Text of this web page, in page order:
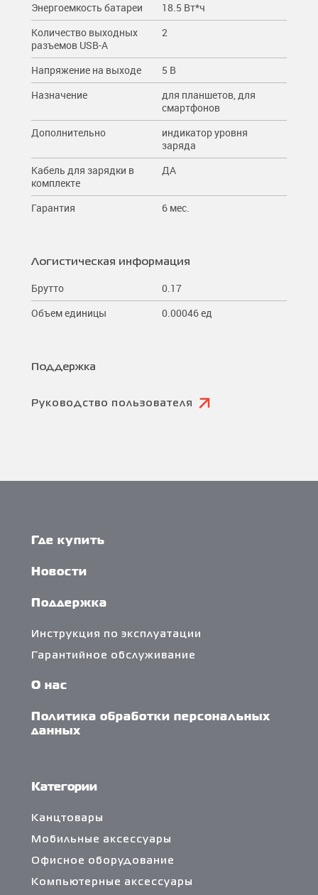
Энергоемкость батареи
18.5 Вт*ч
Количество выходных
разъемов USB-A
2
Напряжение на выходе
5 В
Назначение
для планшетов, для
смартфонов
Дополнительно
индикатор уровня
заряда
Кабель для зарядки в
комплекте
ДА
Гарантия 6 мес.
Логистическая информация
Брутто
0.17
Объем единицы
0.00046 ед
Поддержка
Руководство пользователя
Где купить
Новости
Поддержка
Инструкция по эксплуатации
Гарантийное обслуживание
О нас
Политика обработки персональных
данных
Категории
Канцтовары
Мобильные аксессуары
Офисное оборудование
Компьютерные аксессуары